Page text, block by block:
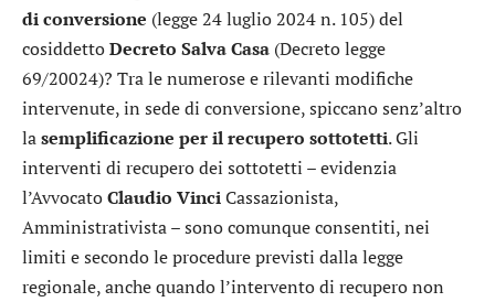
di conversione (legge 24 luglio 2024 n. 105) del
cosiddettoDecreto Salva Casa (Decreto legge
69/20024)? Tra le numerose e rilevanti modifiche
intervenute, in sede di conversione, spiccano senz’altro
lasemplificazione per il recupero sottotetti. Gli
interventi di recupero dei sottotetti – evidenzia
l’AvvocatoClaudio VinciCassazionista,
Amministrativista – sono comunque consentiti, nei
limiti e secondo le procedure previsti dalla legge
regionale, anche quando l’intervento di recupero non